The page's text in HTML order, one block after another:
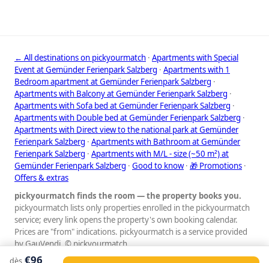
dès €96
← All destinations on pickyourmatch · Apartments with Special
Event at Gemünder Ferienpark Salzberg · Apartments with 1
Bedroom apartment at Gemünder Ferienpark Salzberg ·
Apartments with Balcony at Gemünder Ferienpark Salzberg ·
Apartments with Sofa bed at Gemünder Ferienpark Salzberg ·
Apartments with Double bed at Gemünder Ferienpark Salzberg ·
Apartments with Direct view to the national park at Gemünder
Ferienpark Salzberg · Apartments with Bathroom at Gemünder
Ferienpark Salzberg · Apartments with M/L - size (~50 m²) at
Gemünder Ferienpark Salzberg · Good to know· 🎁 Promotions ·
Offers & extras
pickyourmatch finds the room — the property books you.
pickyourmatch lists only properties enrolled in the pickyourmatch
service; every link opens the property's own booking calendar.
Prices are "from" indications. pickyourmatch is a service provided
by GauVendi. © pickyourmatch
Mentions légales